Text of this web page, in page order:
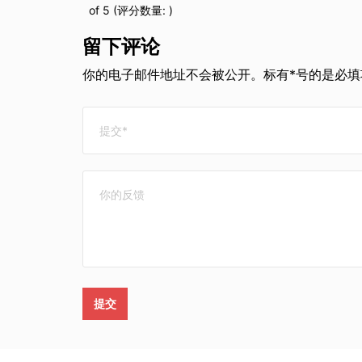
of 5 (评分数量: )
留下评论
你的电子邮件地址不会被公开。标有*号的是必
提交